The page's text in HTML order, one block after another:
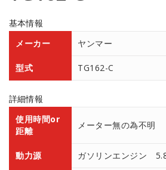
基本情報
メーカー
ヤンマー
型式 TG162-C
詳細情報
使用時間or
距離
メーター無の為不明
動力源 ガソリンエンジン